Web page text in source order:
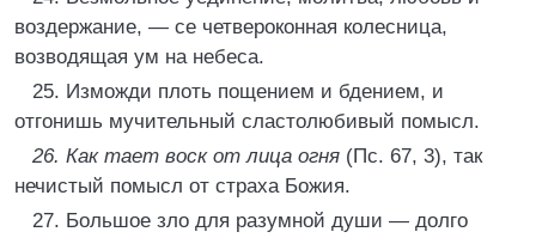
воздержание, — се четвероконная колесница,
возводящая ум на небеса.
25. Изможди плоть пощением и бдением, и
отгонишь мучительный сластолюбивый помысл.
26. Как тает воск от лица огня (Пс. 67, 3), так
нечистый помысл от страха Божия.
27. Большое зло для разумной души — долго